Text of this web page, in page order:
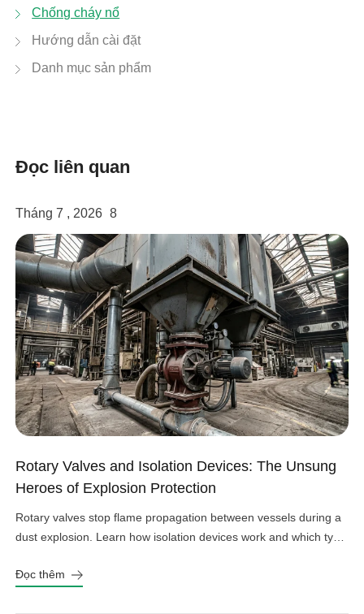
Chống cháy nổ
Hướng dẫn cài đặt
Danh mục sản phẩm
twitter
Đọc liên quan
Tháng 7 , 2026 8
Rotary Valves and Isolation Devices: The Unsung
Heroes of Explosion Protection
Rotary valves stop flame propagation between vessels during a
dust explosion. Learn how isolation devices work and which type
Đọc thêm